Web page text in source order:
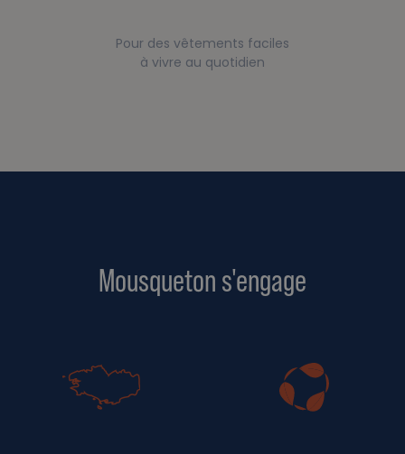
Pour des vêtements faciles
à vivre au quotidien
Mousqueton s'engage